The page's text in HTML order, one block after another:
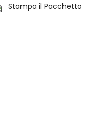
Stampa il Pacchetto